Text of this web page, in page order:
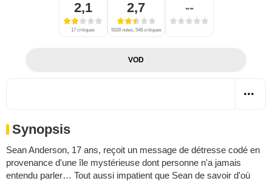
2,1
17 critiques
2,7
5028 notes, 548 critiques
--
VOD
Synopsis
Sean Anderson, 17 ans, reçoit un message de détresse codé en
provenance d'une île mystérieuse dont personne n'a jamais
entendu parler… Tout aussi impatient que Sean de savoir d'où